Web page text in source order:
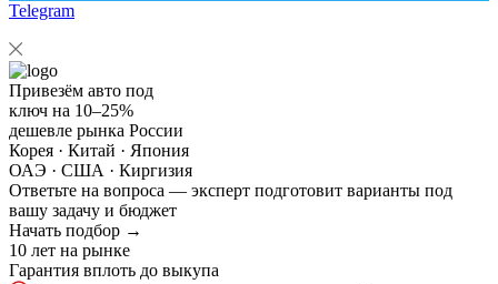
Telegram
Привезём авто под
ключ на 10–25%
дешевле рынка России
Корея · Китай · Япония
ОАЭ · США · Киргизия
Ответьте на вопроса — эксперт подготовит варианты под
вашу задачу и бюджет
Начать подбор →
10 лет на рынке
Гарантия вплоть до выкупа